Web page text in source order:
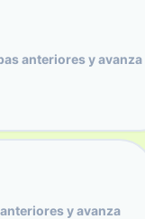
anteriores y avanza
y avanza